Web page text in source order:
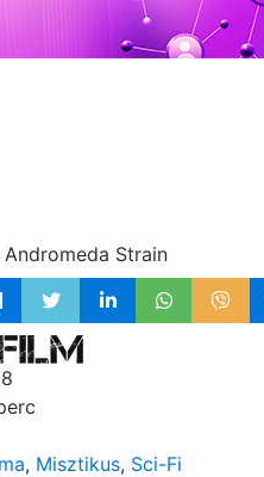
Andromeda Strain
, Misztikus, Sci-Fi